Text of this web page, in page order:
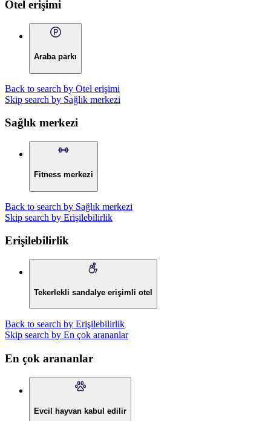
Otel erişimi
Araba parkı
Back to search by Otel erişimi
Skip search by Sağlık merkezi
Sağlık merkezi
Fitness merkezi
Back to search by Sağlık merkezi
Skip search by Erişilebilirlik
Erişilebilirlik
Tekerlekli sandalye erişimli otel
Back to search by Erişilebilirlik
Skip search by En çok arananlar
En çok arananlar
Evcil hayvan kabul edilir